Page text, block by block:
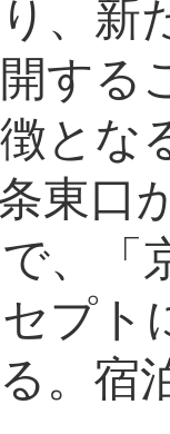
、新
する
とな
東口
、「
プト
。宿